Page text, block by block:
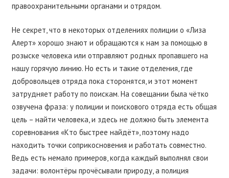
правоохранительными органами и отрядом.
Не секрет, что в некоторых отделениях полиции о «Лиза
Алерт» хорошо знают и обращаются к нам за помощью в
розыске человека или отправляют родных пропавшего на
нашу горячую линию. Но есть и такие отделения, где
добровольцев отряда пока сторонятся, и этот момент
затрудняет работу по поискам. На совещании была чётко
озвучена фраза: у полиции и поискового отряда есть общая
цель – найти человека, и здесь не должно быть элемента
соревнования «Кто быстрее найдёт», поэтому надо
находить точки соприкосновения и работать совместно.
Ведь есть немало примеров, когда каждый выполнял свои
задачи: волонтёры прочёсывали природу, а полиция